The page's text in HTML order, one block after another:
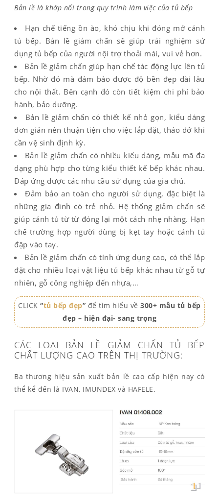
Bản lề là khớp nối trong quy trình làm việc của tủ bếp
Hạn chế tiếng ồn ào, khó chịu khi đóng mở cánh
tủ bếp. Bản lề giảm chấn sẽ giúp trải nghiệm sử
dụng tủ bếp của người nội trợ thoải mái, vui vẻ hơn.
Bản lề giảm chấn giúp hạn chế tác động lực lên tủ
bếp. Nhờ đó mà đảm bảo được độ bền đẹp dài lâu
cho nội thất. Bên cạnh đó còn tiết kiệm chi phí bảo
hành, bảo dưỡng.
Bản lề giảm chấn có thiết kế nhỏ gọn, kiểu dáng
đơn giản nên thuận tiện cho việc lắp đặt, tháo dở khi
cần vệ sinh định kỳ.
Bản lề giảm chấn có nhiều kiểu dáng, mẫu mã đa
dạng phù hợp cho từng kiểu thiết kế bếp khác nhau.
Đáp ứng được các nhu cầu sử dụng của gia chủ.
Đảm bảo an toàn cho người sử dụng, đặc biệt là
những gia đình có trẻ nhỏ. Hệ thống giảm chấn sẽ
giúp cánh tủ từ từ đóng lại một cách nhẹ nhàng. Hạn
chế trường hợp người dùng bị kẹt tay hoặc cánh tủ
đập vào tay.
Bản lề giảm chấn có tính ứng dụng cao, có thể lắp
đặt cho nhiều loại vật liệu tủ bếp khác nhau từ gỗ tự
nhiên, gỗ công nghiệp đến nhựa,…
CLICK“tủ bếp đẹp” để tìm hiểu về300+ mẫu tủ bếp
đẹp – hiện đại- sang trọng
CÁC LOẠI BẢN LỀ GIẢM CHẤN TỦ BẾP
CHẤT LƯỢNG CAO TRÊN THỊ TRƯỜNG:
Ba thương hiệu sản xuất bản lề cao cấp hiện nay có
thể kể đến là IVAN, IMUNDEX và HAFELE.